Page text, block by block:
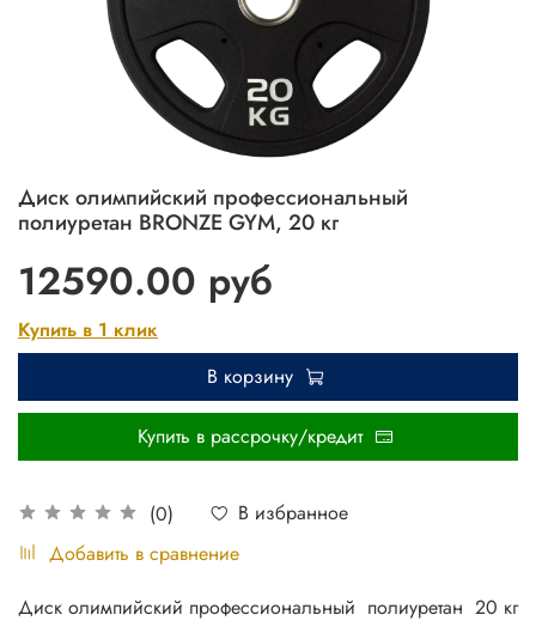
Диск олимпийский профессиональный
полиуретан BRONZE GYM, 20 кг
(0)
В избранное
Добавить в сравнение
12590.00 руб
Купить в 1 клик
В корзину
Купить в рассрочку/кредит
Диск олимпийский профессиональный полиуретан 20 кг